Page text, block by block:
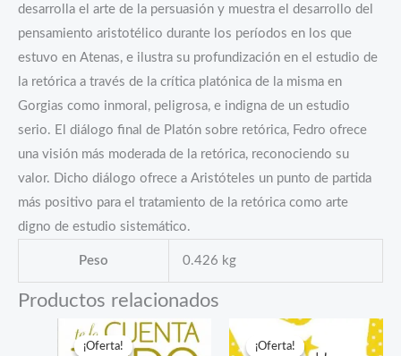
desarrolla el arte de la persuasión y muestra el desarrollo del
pensamiento aristotélico durante los períodos en los que
estuvo en Atenas, e ilustra su profundización en el estudio de
la retórica a través de la crítica platónica de la misma en
Gorgias como inmoral, peligrosa, e indigna de un estudio
serio. El diálogo final de Platón sobre retórica, Fedro ofrece
una visión más moderada de la retórica, reconociendo su
valor. Dicho diálogo ofrece a Aristóteles un punto de partida
más positivo para el tratamiento de la retórica como arte
digno de estudio sistemático.
Peso 0.426 kg
Productos relacionados
¡Oferta!
¡Oferta! ¡Oferta!
¡Oferta!